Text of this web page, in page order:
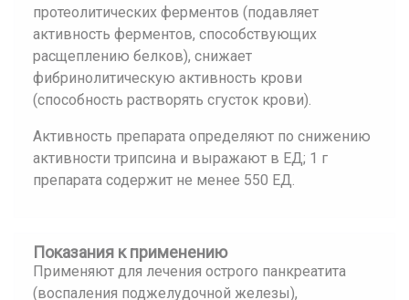
протеолитических ферментов (подавляет
активность ферментов, способствующих
расщеплению белков), снижает
фибринолитическую активность крови
(способность растворять сгусток крови).
Активность препарата определяют по снижению
активности трипсина и выражают в ЕД; 1 г
препарата содержит не менее 550 ЕД.
Показания к применению
Применяют для лечения острого панкреатита
(воспаления поджелудочной железы),